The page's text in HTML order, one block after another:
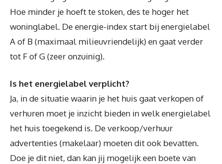
Hoe minder je hoeft te stoken, des te hoger het
woninglabel. De energie-index start bij energielabel
A of B (maximaal milieuvriendelijk) en gaat verder
tot F of G (zeer onzuinig).
Is het energielabel verplicht?
Ja, in de situatie waarin je het huis gaat verkopen of
verhuren moet je inzicht bieden in welk energielabel
het huis toegekend is. De verkoop/verhuur
advertenties (makelaar) moeten dit ook bevatten.
Doe je dit niet, dan kan jij mogelijk een boete van